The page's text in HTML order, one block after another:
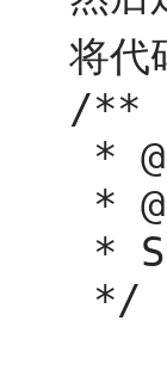
将代
/**